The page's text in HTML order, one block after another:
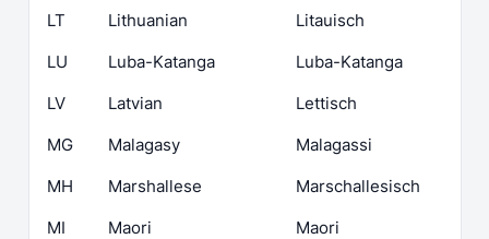
LT
Lithuanian
Litauisch
LU
Luba-Katanga
Luba-Katanga
LV
Latvian
Lettisch
MG
Malagasy
Malagassi
MH
Marshallese
Marschallesisch
MI
Maori
Maori